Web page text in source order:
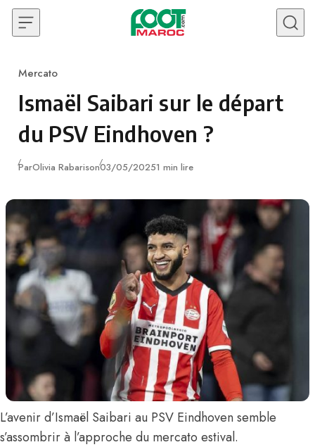
Skip to content
Category
Mercato
Ismaël Saibari sur le départ
du PSV Eindhoven ?
ParOlivia RabarisonPublié
03/05/20251 min lire
L’avenir d’Ismaël Saibari au PSV Eindhoven semble
s’assombrir à l’approche du mercato estival.